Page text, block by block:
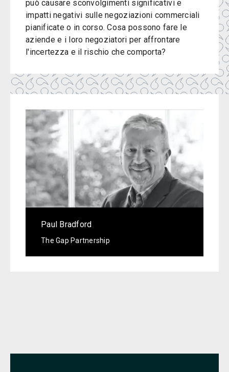
può causare sconvolgimenti significativi e
impatti negativi sulle negoziazioni commerciali
pianificate o in corso. Cosa possono fare le
aziende e i loro negoziatori per affrontare
l'incertezza e il rischio che comporta?
Paul Bradford
The Gap Partnership